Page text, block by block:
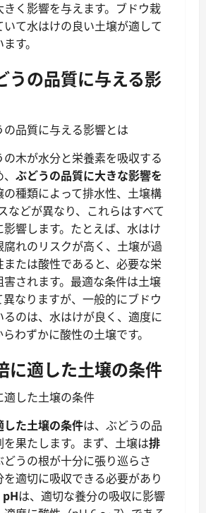
きく影響を与えます。ブドウ栽
て水はけの良い土壌が適して
す。
うの品質に与える影
の木が水分と栄養素を吸収する
ぶどうの品質に大きな影響を
の種類によって排水性、土壌構
などが異なり、これらはすべて
響します。たとえば、水はけ
腐れのリスクが高く、土壌が過
たは酸性であると、必要な栄
されます。最適な条件は土壌
なりますが、一般的にブドウ
のは、水はけが良く、適度に
わずかに酸性の土壌です。
に適した土壌の条件
た土壌の条件は、ぶどうの品
果たします。まず、土壌は排
どうの根が十分に張り巡らさ
適切に吸収できる必要があり
pHは、適切な養分の吸収に影響